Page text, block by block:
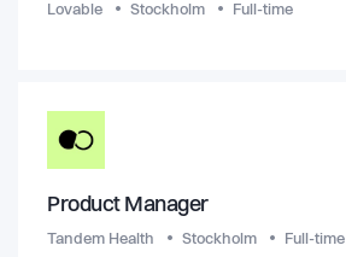
Lovable Stockholm Full-time
Product Manager
Tandem Health Stockholm Full-time